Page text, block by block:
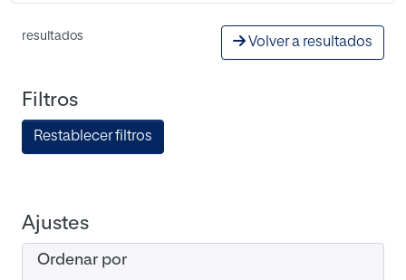
resultados Volver a resultados
Filtros
Restablecer filtros
Ajustes
Ordenar por